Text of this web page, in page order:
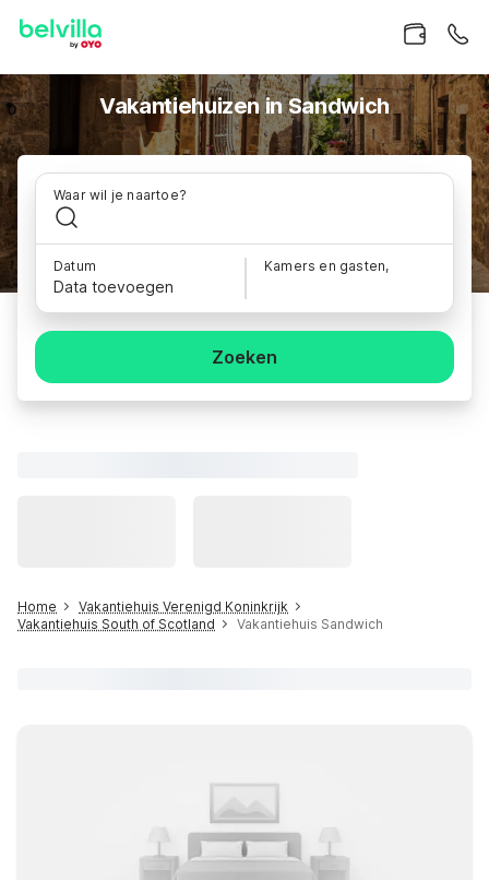
Vakantiehuizen in Sandwich
Waar wil je naartoe?
Datum
Data toevoegen
Kamers en gasten,
Zoeken
Home
Vakantiehuis Verenigd Koninkrijk
Vakantiehuis South of Scotland
Vakantiehuis Sandwich